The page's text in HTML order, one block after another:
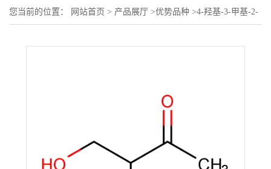
您当前的位置： 网站首页 > 产品展厅 >优势品种 >4-羟基-3-甲基-2-